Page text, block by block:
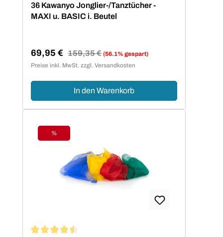
36 Kawanyo Jonglier-/Tanztücher -
MAXI u. BASIC i. Beutel
Verkaufspreis:
69,95 € Regulärer Preis:
159,35 € (56.1% gespart)
Preise inkl. MwSt. zzgl. Versandkosten
In den Warenkorb
Rabatt
%